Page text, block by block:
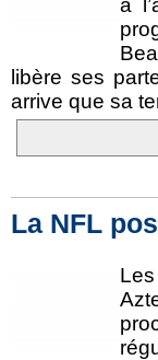
à
libère ses
arrive que sa
La NFL